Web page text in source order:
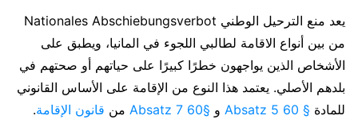
يعد منع الترحيل الوطني Nationales Abschiebungsverbot
من بين أنواع الاقامة لطالبي اللجوء في المانيا، ويطبق على
الأشخاص الذين يواجهون خطرًا كبيرًا على حياتهم أو صحتهم في
بلدهم الأصلي. يعتمد هذا النوع من الإقامة على الأساس القانوني
للمادة § 60 Absatz 5 و §60 Absatz 7 من قانون الإقامة.